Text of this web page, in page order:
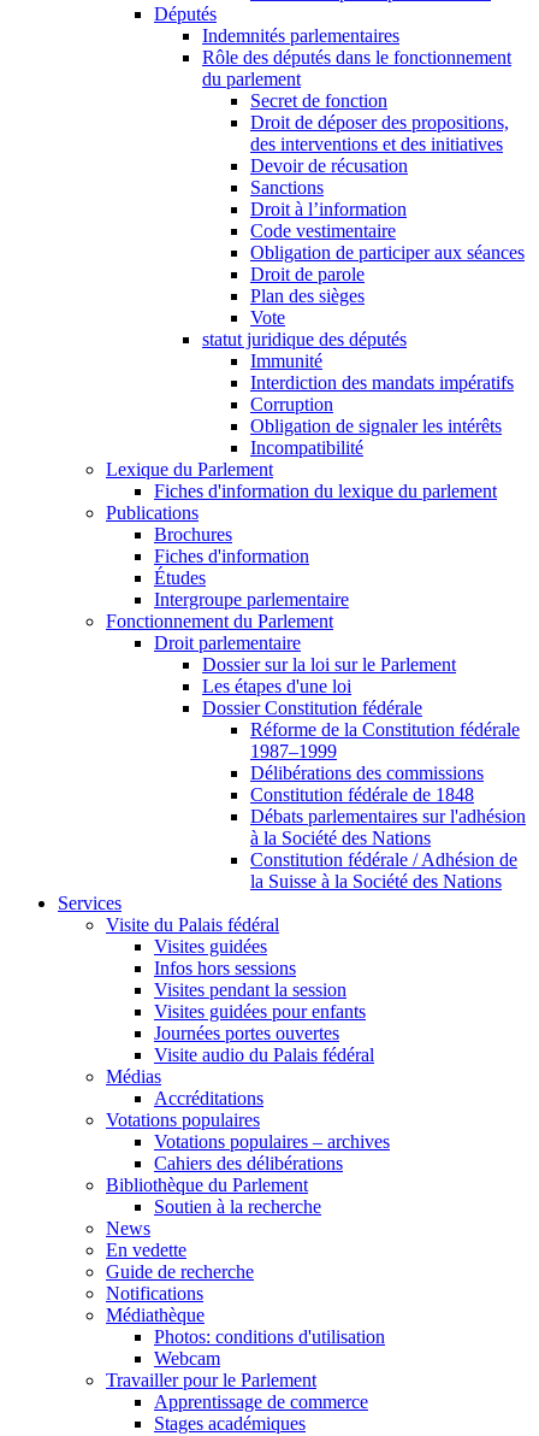
Députés
Indemnités parlementaires
Rôle des députés dans le fonctionnement
du parlement
Secret de fonction
Droit de déposer des propositions,
des interventions et des initiatives
Devoir de récusation
Sanctions
Droit à l’information
Code vestimentaire
Obligation de participer aux séances
Droit de parole
Plan des sièges
Vote
statut juridique des députés
Immunité
Interdiction des mandats impératifs
Corruption
Obligation de signaler les intérêts
Incompatibilité
Lexique du Parlement
Fiches d'information du lexique du parlement
Publications
Brochures
Fiches d'information
Études
Intergroupe parlementaire
Fonctionnement du Parlement
Droit parlementaire
Dossier sur la loi sur le Parlement
Les étapes d'une loi
Dossier Constitution fédérale
Réforme de la Constitution fédérale
1987–1999
Délibérations des commissions
Constitution fédérale de 1848
Débats parlementaires sur l'adhésion
à la Société des Nations
Constitution fédérale / Adhésion de
la Suisse à la Société des Nations
Services
Visite du Palais fédéral
Visites guidées
Infos hors sessions
Visites pendant la session
Visites guidées pour enfants
Journées portes ouvertes
Visite audio du Palais fédéral
Médias
Accréditations
Votations populaires
Votations populaires – archives
Cahiers des délibérations
Bibliothèque du Parlement
Soutien à la recherche
News
En vedette
Guide de recherche
Notifications
Médiathèque
Photos: conditions d'utilisation
Webcam
Travailler pour le Parlement
Apprentissage de commerce
Stages académiques